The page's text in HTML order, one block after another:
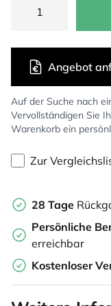
Auf der Suche nach
Vervollständigen Sie
Warenkorb ein
Angebot
Zur
28 Tage
Persönliche
erreichbar
Kostenloser